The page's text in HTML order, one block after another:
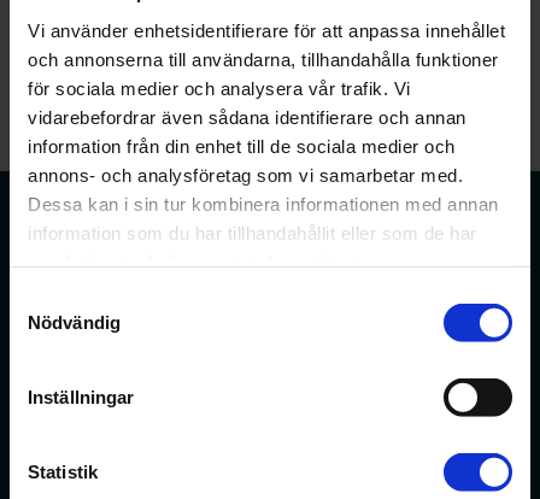
Vi använder enhetsidentifierare för att anpassa innehållet
och annonserna till användarna, tillhandahålla funktioner
för sociala medier och analysera vår trafik. Vi
vidarebefordrar även sådana identifierare och annan
information från din enhet till de sociala medier och
annons- och analysföretag som vi samarbetar med.
Dessa kan i sin tur kombinera informationen med annan
information som du har tillhandahållit eller som de har
Nödvändig
Inställningar
Statistik
Min sida